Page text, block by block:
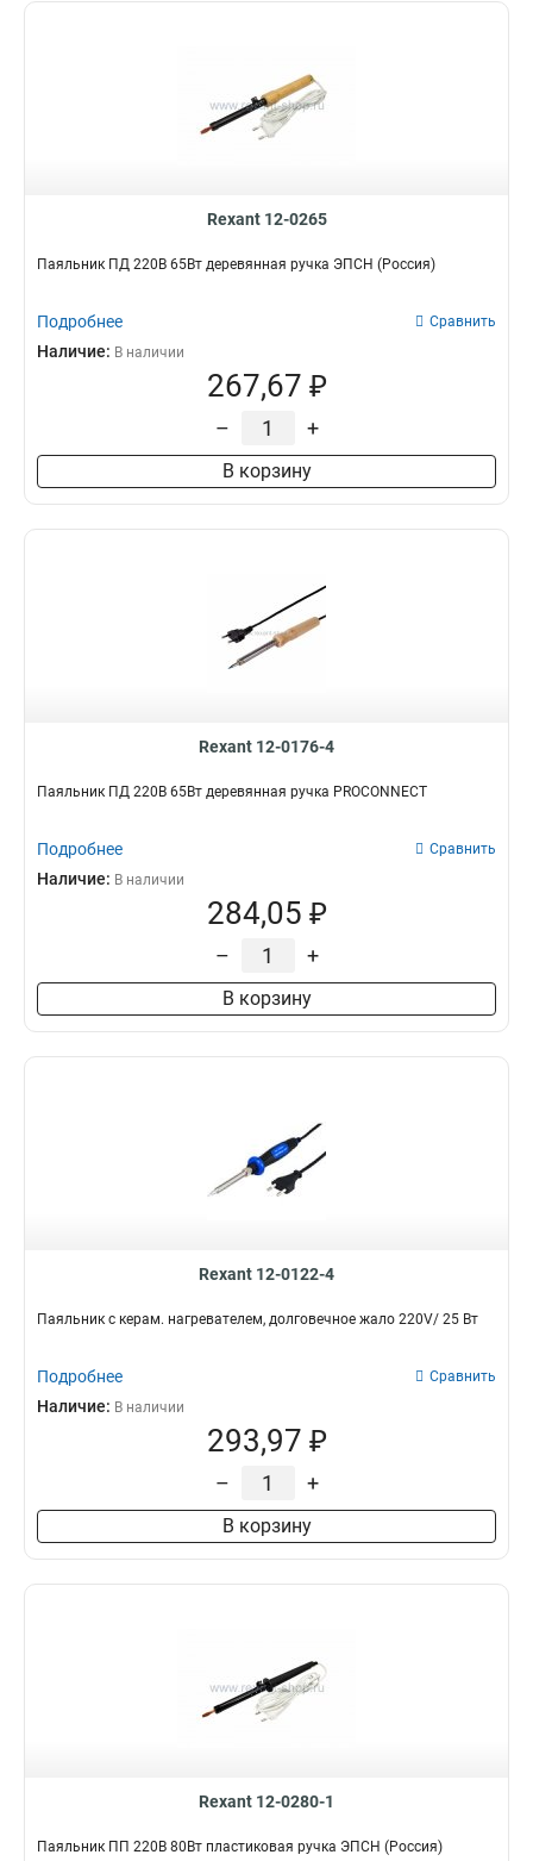
Rexant 12-0265
Паяльник ПД 220В 65Вт деревянная ручка ЭПСН (Россия)
Подробнее Сравнить
Наличие: В наличии
267,67 ₽
– +
В корзину
Rexant 12-0176-4
Паяльник ПД 220В 65Вт деревянная ручка PROCONNECT
Подробнее Сравнить
Наличие: В наличии
284,05 ₽
– +
В корзину
Rexant 12-0122-4
Паяльник с керам. нагревателем, долговечное жало 220V/ 25 Вт
Подробнее Сравнить
Наличие: В наличии
293,97 ₽
– +
В корзину
Rexant 12-0280-1
Паяльник ПП 220В 80Вт пластиковая ручка ЭПСН (Россия)